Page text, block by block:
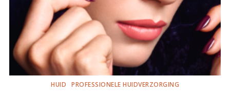
HUID PROFESSIONELE HUIDVERZORGING